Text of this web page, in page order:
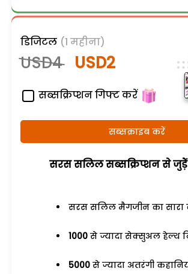
डिजिटल (1 महीना)
USD4 USD2
सब्सक्रिप्शन गिफ्ट करें
सब्सक्राइब करें
सरस सलिल सब्सक्रिप्शन से
सरस सलिल मैगजीन का
1000 से ज्यादा सेक्सुअल हेल्थ
5000 से ज्यादा अतरंगी